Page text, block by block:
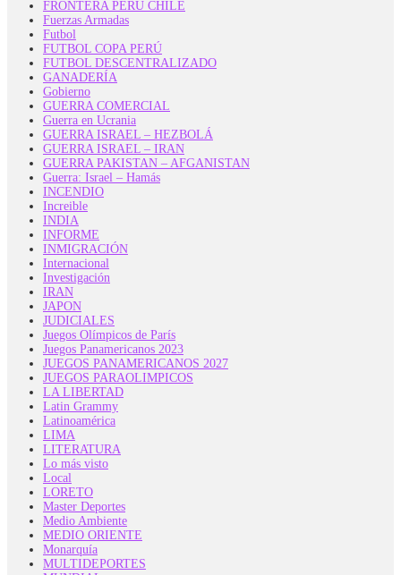
FRONTERA PERÚ CHILE
Fuerzas Armadas
Futbol
FUTBOL COPA PERÚ
FUTBOL DESCENTRALIZADO
GANADERÍA
Gobierno
GUERRA COMERCIAL
Guerra en Ucrania
GUERRA ISRAEL – HEZBOLÁ
GUERRA ISRAEL – IRAN
GUERRA PAKISTAN – AFGANISTAN
Guerra: Israel – Hamás
INCENDIO
Increible
INDIA
INFORME
INMIGRACIÓN
Internacional
Investigación
IRAN
JAPON
JUDICIALES
Juegos Olímpicos de París
Juegos Panamericanos 2023
JUEGOS PANAMERICANOS 2027
JUEGOS PARAOLIMPICOS
LA LIBERTAD
Latin Grammy
Latinoamérica
LIMA
LITERATURA
Lo más visto
Local
LORETO
Master Deportes
Medio Ambiente
MEDIO ORIENTE
Monarquía
MULTIDEPORTES